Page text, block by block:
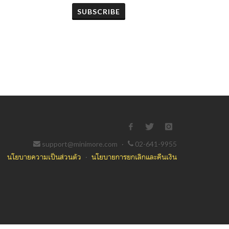
SUBSCRIBE
support@minimore.com ·
02-641-9955
นโยบายความเป็นส่วนตัว · นโยบายการยกเลิกและคืนเงิน